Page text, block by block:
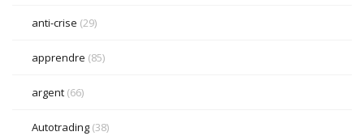
anti-crise (29)
apprendre (85)
argent (66)
Autotrading (38)